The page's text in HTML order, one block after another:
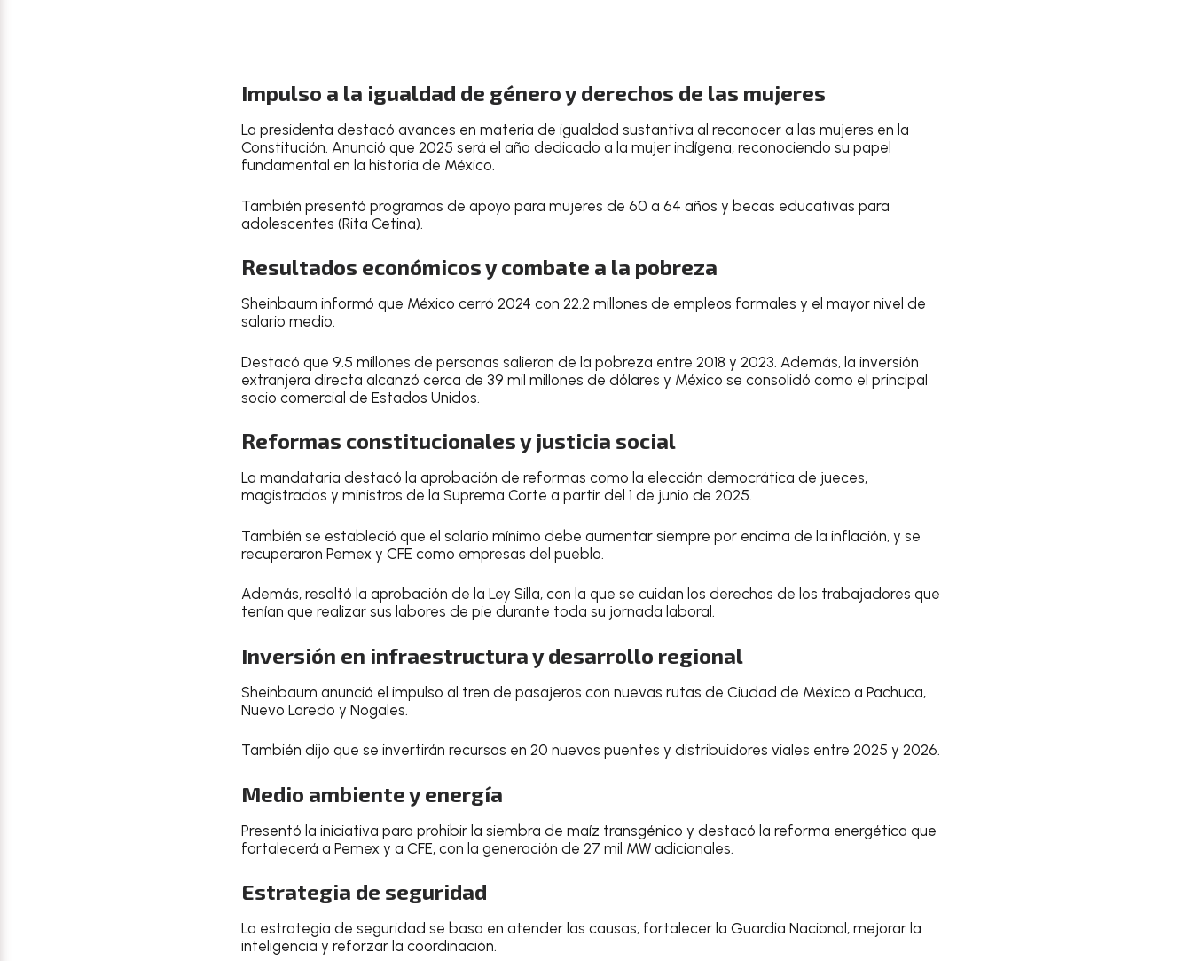
Impulso a la igualdad de género y derechos de las mujeres
La presidenta destacó avances en materia de igualdad sustantiva al reconocer a las mujeres en la
Constitución. Anunció que 2025 será el año dedicado a la mujer indígena, reconociendo su papel
fundamental en la historia de México.
También presentó programas de apoyo para mujeres de 60 a 64 años y becas educativas para
adolescentes (Rita Cetina).
Resultados económicos y combate a la pobreza
Sheinbaum informó que México cerró 2024 con 22.2 millones de empleos formales y el mayor nivel de
salario medio.
Destacó que 9.5 millones de personas salieron de la pobreza entre 2018 y 2023. Además, la inversión
extranjera directa alcanzó cerca de 39 mil millones de dólares y México se consolidó como el principal
socio comercial de Estados Unidos.
Reformas constitucionales y justicia social
La mandataria destacó la aprobación de reformas como la elección democrática de jueces,
magistrados y ministros de la Suprema Corte a partir del 1 de junio de 2025.
También se estableció que el salario mínimo debe aumentar siempre por encima de la inflación, y se
recuperaron Pemex y CFE como empresas del pueblo.
Además, resaltó la aprobación de la Ley Silla, con la que se cuidan los derechos de los trabajadores que
tenían que realizar sus labores de pie durante toda su jornada laboral.
Inversión en infraestructura y desarrollo regional
Sheinbaum anunció el impulso al tren de pasajeros con nuevas rutas de Ciudad de México a Pachuca,
Nuevo Laredo y Nogales.
También dijo que se invertirán recursos en 20 nuevos puentes y distribuidores viales entre 2025 y 2026.
Medio ambiente y energía
Presentó la iniciativa para prohibir la siembra de maíz transgénico y destacó la reforma energética que
fortalecerá a Pemex y a CFE, con la generación de 27 mil MW adicionales.
Estrategia de seguridad
La estrategia de seguridad se basa en atender las causas, fortalecer la Guardia Nacional, mejorar la
inteligencia y reforzar la coordinación.